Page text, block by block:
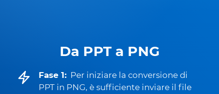
Da PPT a PNG
Fase 1: Per iniziare la conversione di
PPT in PNG, è sufficiente inviare il file